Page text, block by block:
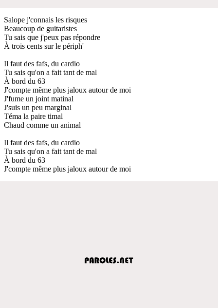
Salope j'connais les risques
Beaucoup de guitaristes
Tu sais que j'peux pas répondre
À trois cents sur le périph'
Il faut des fafs, du cardio
Tu sais qu'on a fait tant de mal
À bord du 63
J'compte même plus jaloux autour de moi
J'fume un joint matinal
J'suis un peu marginal
Téma la paire timal
Chaud comme un animal
Il faut des fafs, du cardio
Tu sais qu'on a fait tant de mal
À bord du 63
J'compte même plus jaloux autour de moi